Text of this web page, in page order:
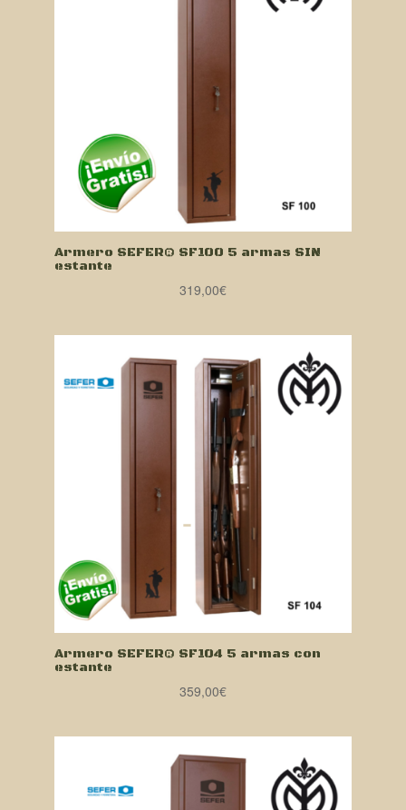
Armero SEFER® SF100 5 armas SIN
estante
319,00€
Armero SEFER® SF104 5 armas con
estante
359,00€